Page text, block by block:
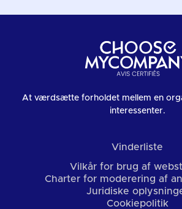
At værdsætte forholdet mellem en
interessenter.
Vinderliste
Vilkår for brug af
Charter for moderering af
Juridiske
Cookiepolitik